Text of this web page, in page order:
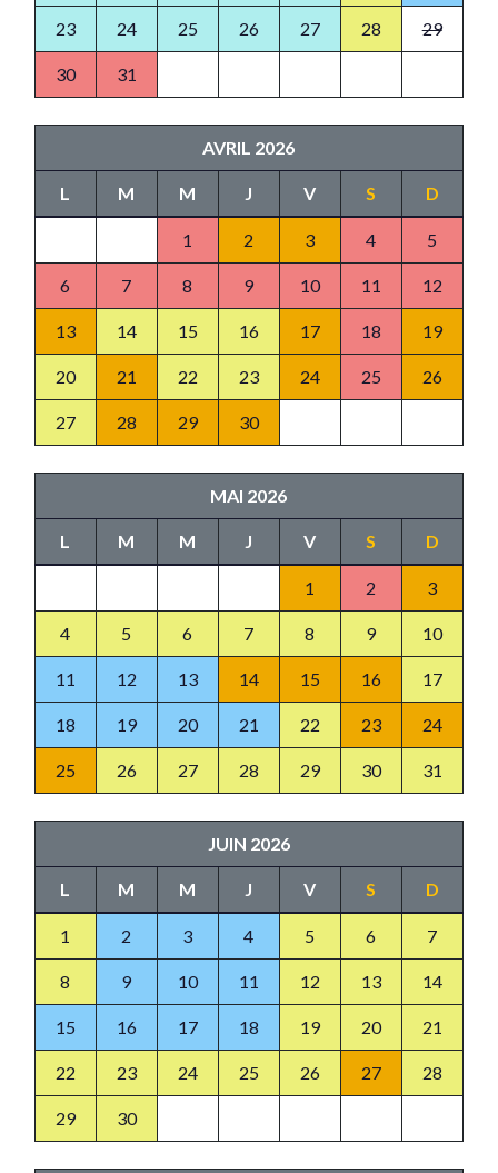
23 24 25 26 27 28 29
30 31
AVRIL 2026
L M M J V S D
1 2 3 4 5
6 7 8 9 10 11 12
13 14 15 16 17 18 19
20 21 22 23 24 25 26
27 28 29 30
MAI 2026
L M M J V S D
1 2 3
4 5 6 7 8 9 10
11 12 13 14 15 16 17
18 19 20 21 22 23 24
25 26 27 28 29 30 31
JUIN 2026
L M M J V S D
1 2 3 4 5 6 7
8 9 10 11 12 13 14
15 16 17 18 19 20 21
22 23 24 25 26 27 28
29 30